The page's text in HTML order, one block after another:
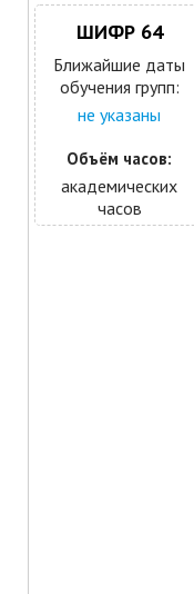
ШИФР 64
Ближайшие даты
обучения групп:
не указаны
Объём часов:
академических
часов